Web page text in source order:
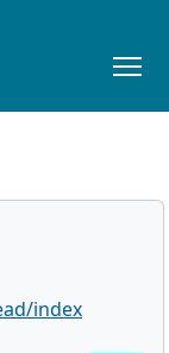
index